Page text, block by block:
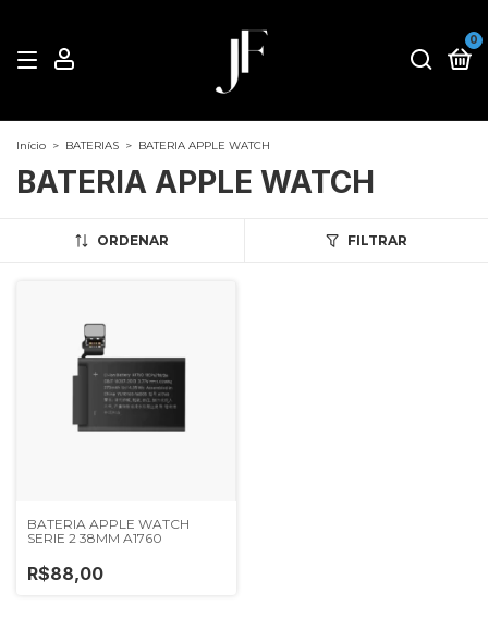
0
Início > BATERIAS > BATERIA APPLE WATCH
BATERIA APPLE WATCH
ORDENAR FILTRAR
BATERIA APPLE WATCH
SERIE 2 38MM A1760
R$88,00